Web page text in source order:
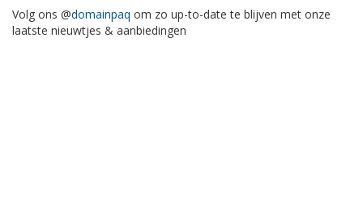
Volg ons @domainpaq om zo up-to-date te blijven met onze
laatste nieuwtjes & aanbiedingen